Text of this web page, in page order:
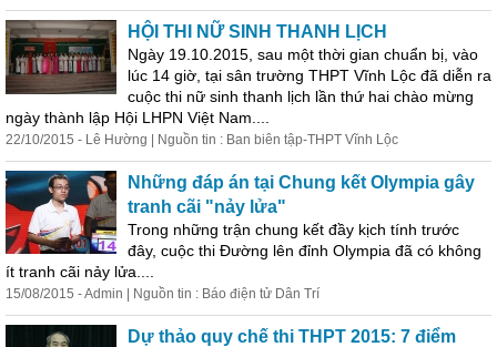
HỘI THI NỮ SINH THANH LỊCH
Ngày 19.10.2015, sau một thời gian chuẩn bị, vào
lúc 14 giờ, tại sân trường THPT Vĩnh Lộc đã diễn ra
cuộc thi nữ sinh thanh lịch lần thứ hai chào mừng
ngày thành lập Hội LHPN Việt Nam....
22/10/2015 - Lê Hường | Nguồn tin : Ban biên tập-THPT Vĩnh Lộc
Những đáp án tại Chung kết Olympia gây
tranh cãi "nảy lửa"
Trong những trận chung kết đầy kịch tính trước
đây, cuộc thi Đường lên đỉnh Olympia đã có không
ít tranh cãi nảy lửa....
15/08/2015 - Admin | Nguồn tin : Báo điện tử Dân Trí
Dự thảo quy chế thi THPT 2015: 7 điểm